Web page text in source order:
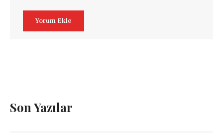
Son Yazılar